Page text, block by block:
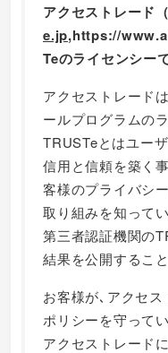
アクセストレード（
e.jp,https://
Teのライセンシー
アクセストレード
ールプログラムの
TRUSTeとはユー
信用と信頼を築く
客様のプライバシ
取り組みを知って
第三者認証機関の
結果を公開するこ
お客様が､アクセ
ポリシーを守って
アクセストレード